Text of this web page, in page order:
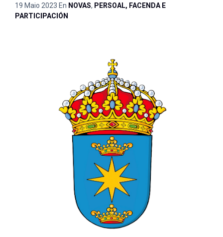
19 Maio 2023 En NOVAS, PERSOAL, FACENDA E
PARTICIPACIÓN